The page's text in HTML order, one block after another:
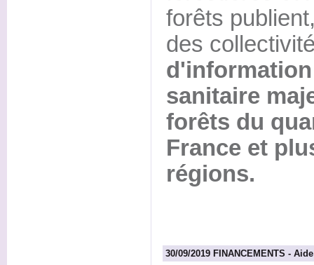
forêts
des
sanitaire
forêts du
France et
régions.
30/09/2019 FINANCEMENTS -